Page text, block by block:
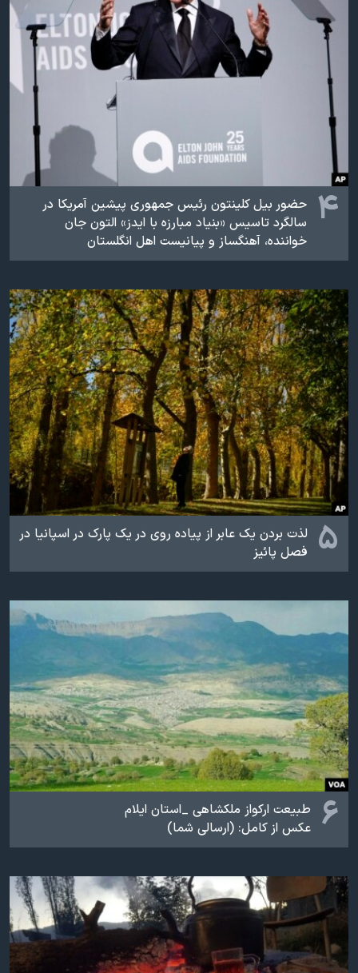
۴ حضور بیل کلینتون رئیس جمهوری پیشین آمریکا در
سالگرد تاسیس «بنیاد مبارزه با ایدز» التون جان
خواننده، آهنگساز و پیانیست اهل انگلستان
۵
لذت بردن یک عابر از پیاده روی در یک پارک در اسپانیا در
فصل پائیز
۶
طبیعت ارکواز ملکشاهی _استان ایلام
عکس از کامل: (ارسالی شما)